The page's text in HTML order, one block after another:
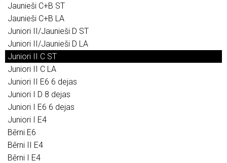
Jaunieši C+B ST
Jaunieši C+B LA
Juniori II/Jaunieši D ST
Juniori II/Jaunieši D LA
Juniori II C ST
Juniori II C LA
Juniori II E6 6 dejas
Juniori I D 8 dejas
Juniori I E6 6 dejas
Juniori I E4
Bērni E6
Bērni II E4
Bērni I E4